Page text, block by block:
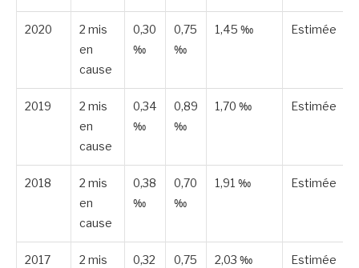
2020
2 mis
en
cause
0,30
‰
0,75
‰
1,45 ‰ Estimée
2019
2 mis
en
cause
0,34
‰
0,89
‰
1,70 ‰ Estimée
2018
2 mis
en
cause
0,38
‰
0,70
‰
1,91 ‰ Estimée
2017
2 mis
0,32
0,75
2,03 ‰ Estimée